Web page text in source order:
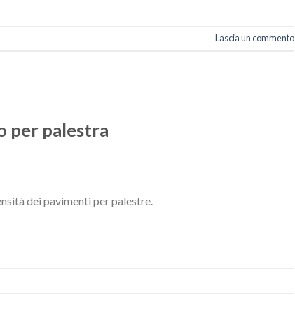
Lascia un commento
per palestra
dei pavimenti per palestre.